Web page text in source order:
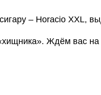
– Horacio XXL,
Ждём вас на